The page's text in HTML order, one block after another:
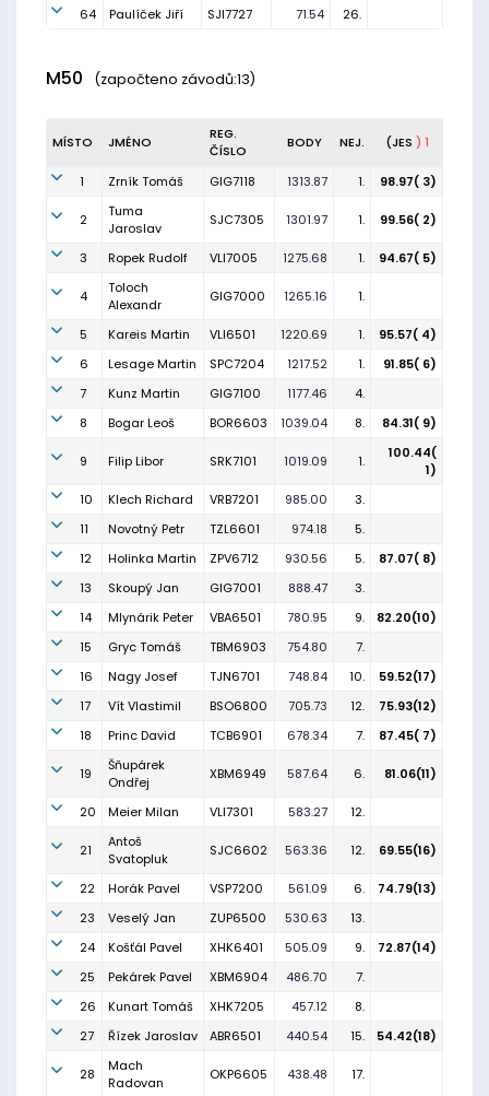
64 Paulíček Jiří SJI7727 71.54 26.
M50 (započteno závodů:13)
MÍSTO JMÉNO
REG.
ČÍSLO
BODY NEJ. (JES ) 1
1 Zrník Tomáš GIG7118 1313.87 1. 98.97( 3)
2
Tuma
Jaroslav
SJC7305 1301.97 1. 99.56( 2)
3 Ropek Rudolf VLI7005 1275.68 1. 94.67( 5)
4
Toloch
Alexandr
GIG7000 1265.16 1.
5 Kareis Martin VLI6501 1220.69 1.
95.57( 4)
6
Lesage Martin SPC7204 1217.52 1.
91.85( 6)
7
Kunz Martin GIG7100 1177.46
4.
8
Bogar Leoš BOR6603 1039.04 8. 84.31( 9)
9 Filip Libor SRK7101 1019.09 1.
100.44(
1)
10
Klech Richard VRB7201 985.00
3.
11
Novotný Petr TZL6601 974.18
5.
12
Holinka Martin ZPV6712 930.56 5.
87.07( 8)
13
Skoupý Jan GIG7001 888.47
3.
14
Mlynárik Peter VBA6501 780.95 9.
82.20(10)
15
Gryc Tomáš TBM6903 754.80
7.
16
Nagy Josef TJN6701 748.84 10.
59.52(17)
17
Vít Vlastimil BSO6800 705.73 12.
75.93(12)
18
Princ David TCB6901 678.34 7. 87.45( 7)
19
Šňupárek
Ondřej
XBM6949 587.64 6. 81.06(11)
20 Meier Milan VLI7301 583.27 12.
21
Antoš
Svatopluk
SJC6602 563.36 12. 69.55(16)
22 Horák Pavel VSP7200 561.09 6.
74.79(13)
23
Veselý Jan ZUP6500 530.63
13.
24
Košťál Pavel XHK6401 505.09 9.
72.87(14)
25
Pekárek Pavel XBM6904 486.70
7.
26
Kunart Tomáš XHK7205 457.12
8.
27
Řízek Jaroslav ABR6501 440.54 15. 54.42(18)
28
Mach
Radovan
OKP6605 438.48 17.